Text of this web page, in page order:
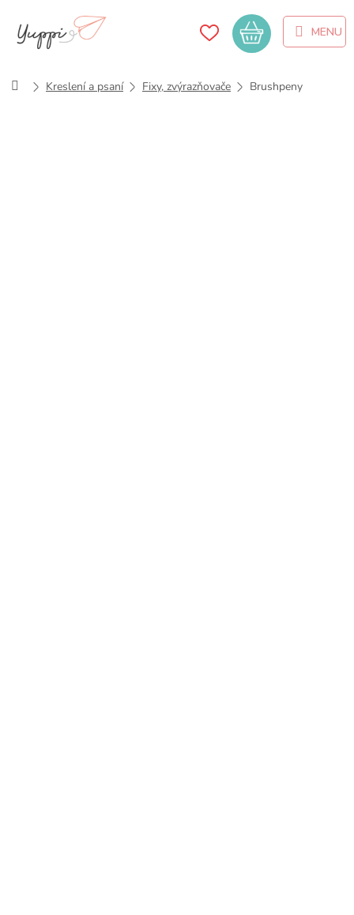
obsah
Nákupní
košík
DomůKreslení a psaní Fixy, zvýrazňovače Brushpeny